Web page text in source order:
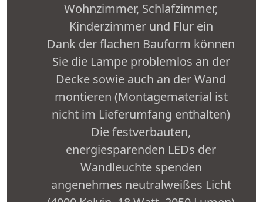
Wohnzimmer, Schlafzimmer,
Kinderzimmer und Flur ein
Dank der flachen Bauform können
Sie die Lampe problemlos an der
Decke sowie auch an der Wand
montieren (Montagematerial ist
nicht im Lieferumfang enthalten)
Die festverbauten,
energiesparenden LEDs der
Wandleuchte spenden
angenehmes neutralweißes Licht